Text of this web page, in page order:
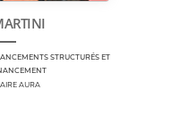
STRUCTURÉS ET
AURA